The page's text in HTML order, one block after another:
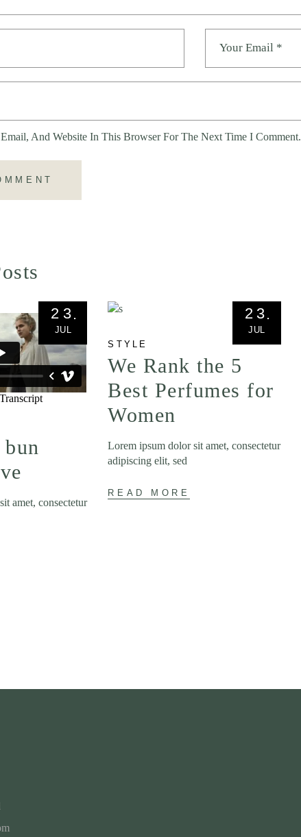
And Website In This Browser For The Next Time I Comment.
23
JUL
amet, consectetur
23
JUL
STYLE
We Rank the 5
Best Perfumes for
Women
Lorem ipsum dolor sit amet, consectetur
adipiscing elit, sed
READ MORE